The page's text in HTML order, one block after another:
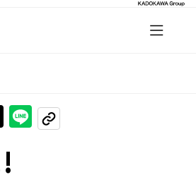
Xで投稿するLINEでシェアする
URLをコピーする